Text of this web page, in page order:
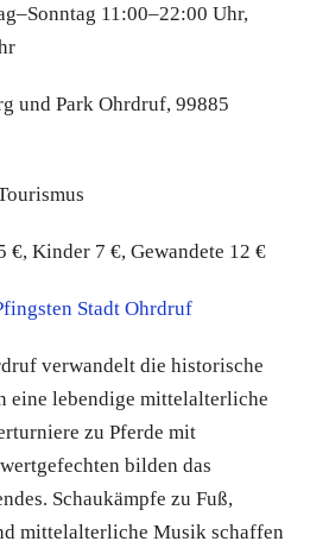
11:00–22:00 Uhr,
und Park Ohrdruf, 99885
€, Kinder 7 €, Gewandete 12 €
Stadt Ohrdruf
verwandelt die historische
eine lebendige mittelalterliche
zu Pferde mit
bilden das
Schaukämpfe zu Fuß,
mittelalterliche Musik schaffen